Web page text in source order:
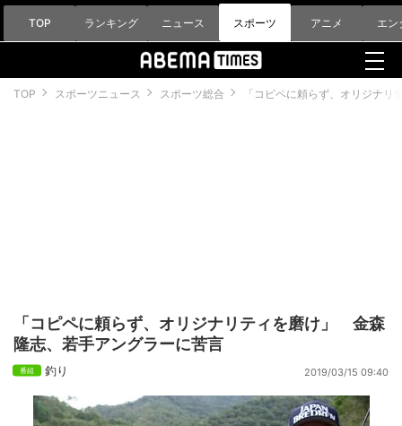
TOP ランキング ニュース スポーツ アニメ エン
TOP スポーツニュース スポーツ総合 「コピペに頼らず、オリジナ
「コピペに頼らず、オリジナリティを磨け」 金森
隆志、若手アングラーに苦言
釣り 2019/03/15 09:40